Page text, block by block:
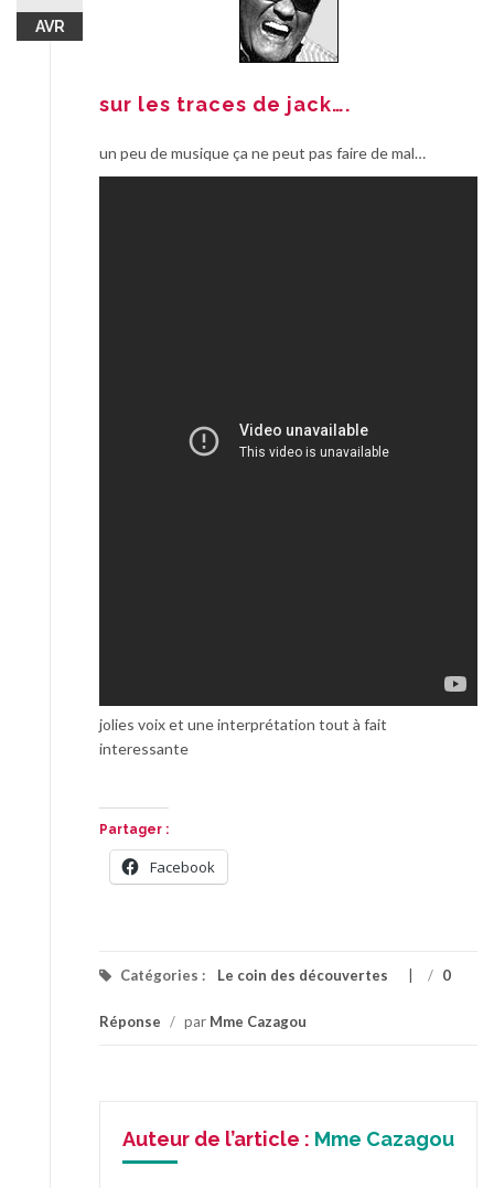
AVR
sur les traces de jack….
un peu de musique ça ne peut pas faire de mal…
jolies voix et une interprétation tout à fait
interessante
Partager :
Facebook
Catégories : Le coin des découvertes / 0
Réponse / par Mme Cazagou
Auteur de l’article : Mme Cazagou